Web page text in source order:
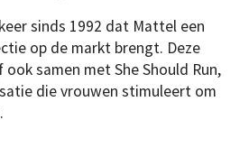
sinds 1992 dat Mattel een
op de markt brengt. Deze
samen met She Should Run,
die vrouwen stimuleert om